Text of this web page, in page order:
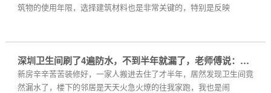
筑物的使用年限，选择建筑材料也是非常关键的，特别是反映
深圳卫生间刷了4遍防水，不到半年就漏了，老师傅说：这3点没做好
新房辛辛苦苦装修好，一家人搬进去住了才半年，居然发现卫生间竟
然漏水了，楼下的邻居是天天火急火燎的往我家跑，我也是闹